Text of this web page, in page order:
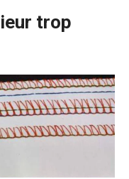
trop